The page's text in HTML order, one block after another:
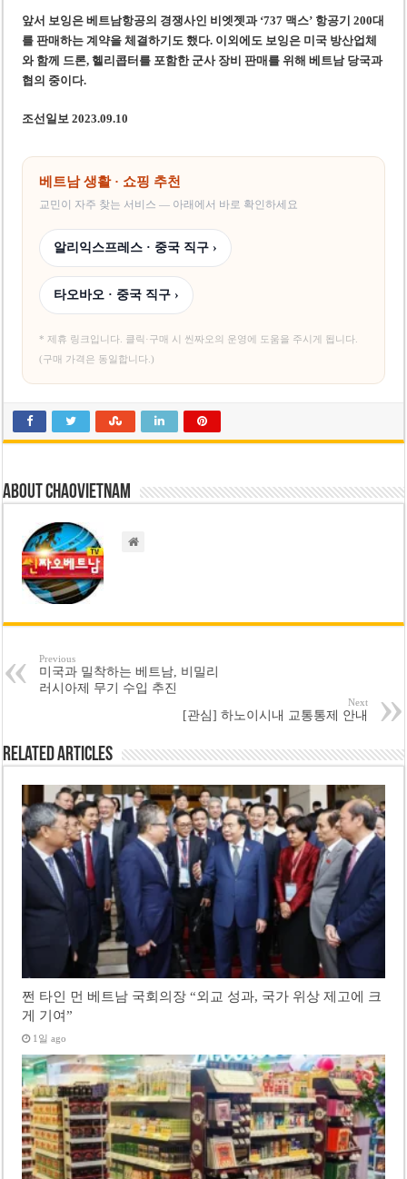
앞서 보잉은 베트남항공의 경쟁사인 비엣젯과 ‘737 맥스’ 항공기 200대
를 판매하는 계약을 체결하기도 했다. 이외에도 보잉은 미국 방산업체
와 함께 드론, 헬리콥터를 포함한 군사 장비 판매를 위해 베트남 당국과
협의 중이다.
조선일보 2023.09.10
베트남 생활 · 쇼핑 추천
교민이 자주 찾는 서비스 — 아래에서 바로 확인하세요
알리익스프레스 · 중국 직구 ›
타오바오 · 중국 직구 ›
* 제휴 링크입니다. 클릭·구매 시 씬짜오의 운영에 도움을 주시게 됩니다.
(구매 가격은 동일합니다.)
About chaovietnam
Previous
미국과 밀착하는 베트남, 비밀리
러시아제 무기 수입 추진
Next
[관심] 하노이시내 교통통제 안내
Related Articles
쩐 타인 먼 베트남 국회의장 “외교 성과, 국가 위상 제고에 크
게 기여”
1일 ago